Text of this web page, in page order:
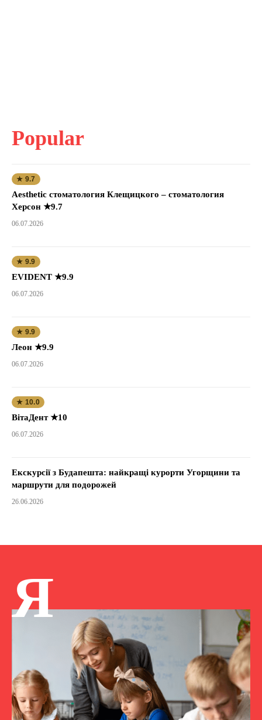
Popular
★ 9.7
Aesthetic стоматология Клещицкого – стоматология
Херсон ★9.7
06.07.2026
★ 9.9
EVIDENT ★9.9
06.07.2026
★ 9.9
Леон ★9.9
06.07.2026
★ 10.0
ВітаДент ★10
06.07.2026
Екскурсії з Будапешта: найкращі курорти Угорщини та
маршрути для подорожей
26.06.2026
Я